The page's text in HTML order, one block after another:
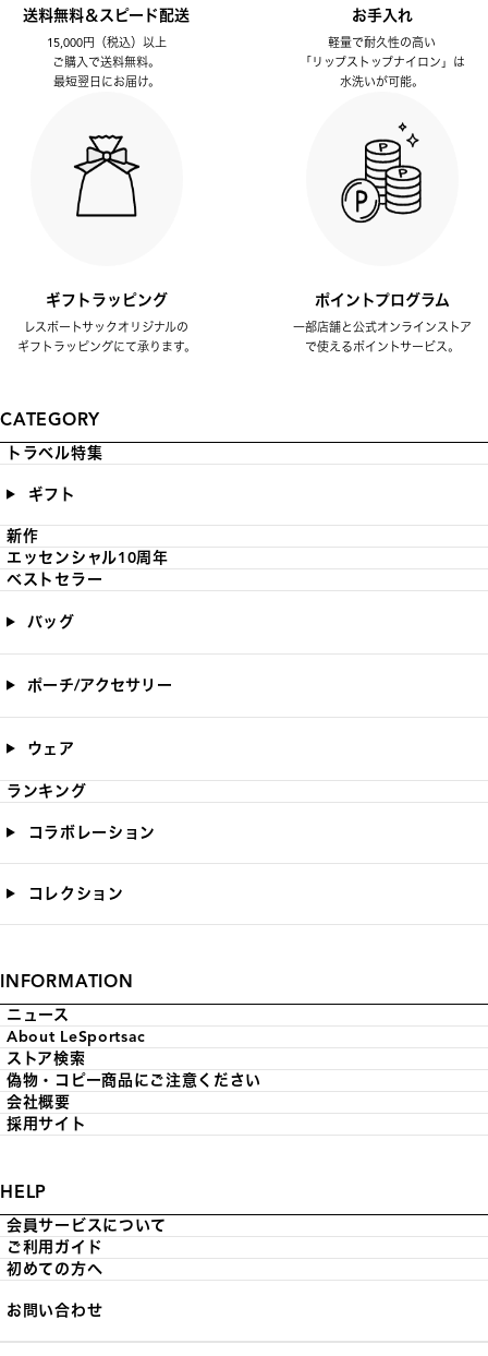
送料無料＆スピード配送
15,000円（税込）以上
ご購入で送料無料。
最短翌日にお届け。
お手入れ
軽量で耐久性の高い
「リップストップナイロン」は
水洗いが可能。
ギフトラッピング
レスポートサックオリジナルの
ギフトラッピングにて承ります。
ポイントプログラム
一部店舗と公式オンラインストア
で使えるポイントサービス。
CATEGORY
トラベル特集
ギフト
新作
エッセンシャル10周年
ベストセラー
バッグ
ポーチ/アクセサリー
ウェア
ランキング
コラボレーション
コレクション
INFORMATION
ニュース
About LeSportsac
ストア検索
偽物・コピー商品にご注意ください
会社概要
採用サイト
HELP
会員サービスについて
ご利用ガイド
初めての方へ
お問い合わせ